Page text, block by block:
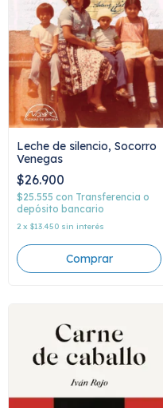
Leche de silencio, Socorro
Venegas
$26.900
$25.555 con Transferencia o
depósito bancario
2 x $13.450 sin interés